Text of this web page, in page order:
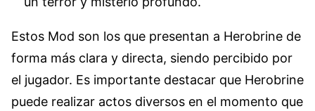
Estos Mod son los que presentan a Herobrine de
forma más clara y directa, siendo percibido por
el jugador. Es importante destacar que Herobrine
puede realizar actos diversos en el momento que